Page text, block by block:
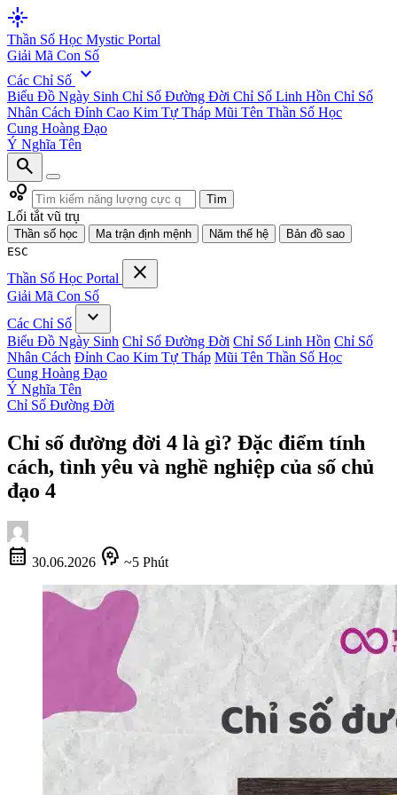
flare
Thần Số Học Mystic Portal
Giải Mã Con Số
Các Chỉ Số expand_more
Biểu Đồ Ngày Sinh Chỉ Số Đường Đời Chỉ Số Linh Hồn Chỉ Số
Nhân Cách Đỉnh Cao Kim Tự Tháp Mũi Tên Thần Số Học
Cung Hoàng Đạo
Ý Nghĩa Tên
search
bubble_chart
Tìm
Lối tắt vũ trụ
Thần số học Ma trận định mệnh Năm thế hệ
Bản đồ sao
ESC
Thần Số Học Portal close
Giải Mã Con Số
Các Chỉ Số
expand_more
Biểu Đồ Ngày Sinh Chỉ Số Đường Đời Chỉ Số Linh Hồn Chỉ Số
Nhân Cách Đỉnh Cao Kim Tự Tháp Mũi Tên Thần Số Học
Cung Hoàng Đạo
Ý Nghĩa Tên
Chỉ Số Đường Đời
Chỉ số đường đời 4 là gì? Đặc điểm tính
cách, tình yêu và nghề nghiệp của số chủ
đạo 4
calendar_month 30.06.2026 psychology ~5 Phút